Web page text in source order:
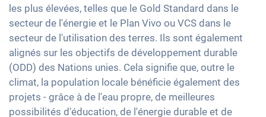
les plus élevées, telles que le Gold Standard dans le
secteur de l'énergie et le Plan Vivo ou VCS dans le
secteur de l'utilisation des terres. Ils sont également
alignés sur les objectifs de développement durable
(ODD) des Nations unies. Cela signifie que, outre le
climat, la population locale bénéficie également des
projets - grâce à de l'eau propre, de meilleures
possibilités d'éducation, de l'énergie durable et de